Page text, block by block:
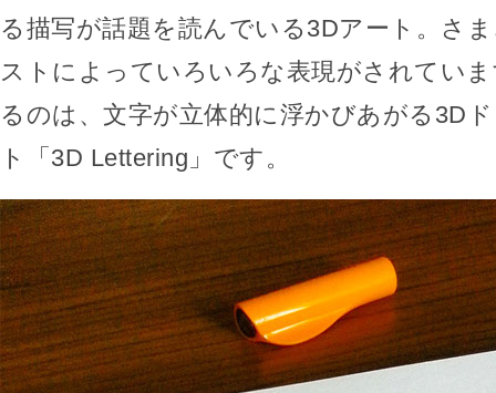
る描写が話題を読んでいる3Dアート。さ
ストによっていろいろな表現がされてい
るのは、文字が立体的に浮かびあがる3D
ト「3D Lettering」です。